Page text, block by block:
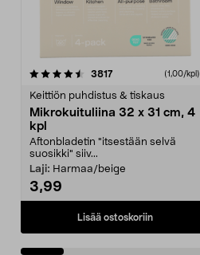
3817arvostelut (1,00/kpl)
Keittiön puhdistus & tiskaus
Mikrokuituliina 32 x 31 cm, 4
kpl
Aftonbladetin "itsestään selvä
suosikki" siiv...
Laji: Harmaa/beige
3,99
Lisää ostoskoriin
4.5viidestä